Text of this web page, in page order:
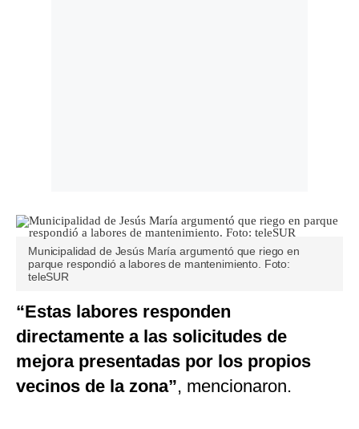
Municipalidad de Jesús María argumentó que riego en
parque respondió a labores de mantenimiento. Foto:
teleSUR
“Estas labores responden
directamente a las solicitudes de
mejora presentadas por los propios
vecinos de la zona”, mencionaron.